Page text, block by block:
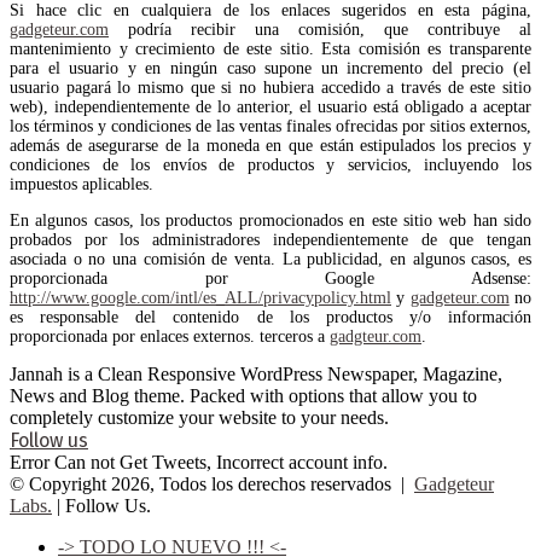
Si hace clic en cualquiera de los enlaces sugeridos en esta página,
gadgeteur.com podría recibir una comisión, que contribuye al
mantenimiento y crecimiento de este sitio. Esta comisión es transparente
para el usuario y en ningún caso supone un incremento del precio (el
usuario pagará lo mismo que si no hubiera accedido a través de este sitio
web), independientemente de lo anterior, el usuario está obligado a aceptar
los términos y condiciones de las ventas finales ofrecidas por sitios externos,
además de asegurarse de la moneda en que están estipulados los precios y
condiciones de los envíos de productos y servicios, incluyendo los
impuestos aplicables.
En algunos casos, los productos promocionados en este sitio web han sido
probados por los administradores independientemente de que tengan
asociada o no una comisión de venta. La publicidad, en algunos casos, es
proporcionada por Google Adsense:
http://www.google.com/intl/es_ALL/privacypolicy.html y gadgeteur.comno
es responsable del contenido de los productos y/o información
proporcionada por enlaces externos. terceros a gadgteur.com.
Jannah is a Clean Responsive WordPress Newspaper, Magazine,
News and Blog theme. Packed with options that allow you to
completely customize your website to your needs.
Follow us
Error Can not Get Tweets, Incorrect account info.
© Copyright 2026, Todos los derechos reservados | Gadgeteur
Labs. | Follow Us.
-> TODO LO NUEVO !!! <-